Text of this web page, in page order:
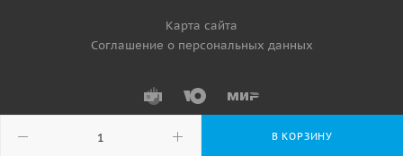
В КОРЗИНУ
Карта сайта
Соглашение о персональных данных